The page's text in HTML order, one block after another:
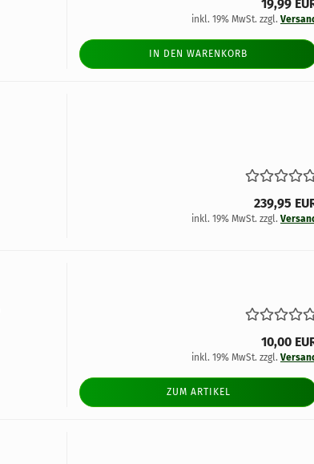
19,99
inkl. 19% MwSt. zzgl.
IN DEN WARENKORB
239,95
inkl. 19% MwSt. zzgl.
10,00
inkl. 19% MwSt. zzgl.
ZUM ARTIKEL